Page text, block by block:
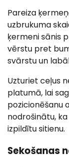
Pareiza
uzbrukuma
ķermeni sānis
vērstu pret
svārstu un
Uzturiet ceļus
platumā, lai
pozicionēšanu
nodrošinātu,
izpildītu sitienu.
Sekošanas